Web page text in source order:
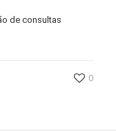
de consultas
0